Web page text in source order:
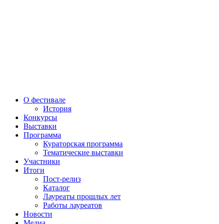
О фестивале
История
Конкурсы
Выставки
Программа
Кураторская программа
Тематические выставки
Участники
Итоги
Пост-релиз
Каталог
Лауреаты прошлых лет
Работы лауреатов
Новости